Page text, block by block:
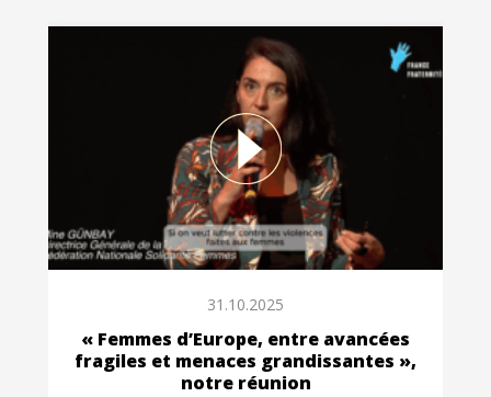
31.10.2025
« Femmes d’Europe, entre avancées
fragiles et menaces grandissantes »,
notre réunion